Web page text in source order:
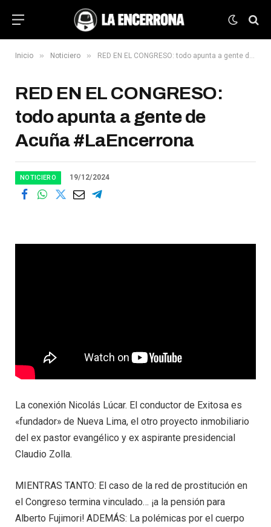
Inicio » Noticiero » RED EN EL CONGRESO: todo apunta a gente de Acuña #LaEncerrona
RED EN EL CONGRESO:
todo apunta a gente de
Acuña #LaEncerrona
NOTICIERO 19/12/2024
La conexión Nicolás Lúcar. El conductor de Exitosa es
«fundador» de Nueva Lima, el otro proyecto inmobiliario
del ex pastor evangélico y ex aspirante presidencial
Claudio Zolla.
MIENTRAS TANTO: El caso de la red de prostitución en
el Congreso termina vinculado… ¡a la pensión para
Alberto Fujimori! ADEMÁS: La polémicas por el cuerpo